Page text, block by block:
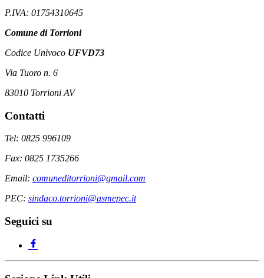
P.IVA: 01754310645
Comune di Torrioni
Codice Univoco UFVD73
Via Tuoro n. 6
83010 Torrioni AV
Contatti
Tel: 0825 996109
Fax: 0825 1735266
Email: comuneditorrioni@gmail.com
PEC: sindaco.torrioni@asmepec.it
Seguici su